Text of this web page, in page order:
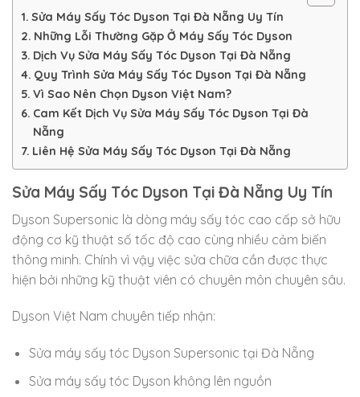
Sửa Máy Sấy Tóc Dyson Tại Đà Nẵng Uy Tín
Những Lỗi Thường Gặp Ở Máy Sấy Tóc Dyson
Dịch Vụ Sửa Máy Sấy Tóc Dyson Tại Đà Nẵng
Quy Trình Sửa Máy Sấy Tóc Dyson Tại Đà Nẵng
Vì Sao Nên Chọn Dyson Việt Nam?
Cam Kết Dịch Vụ Sửa Máy Sấy Tóc Dyson Tại Đà
Nẵng
Liên Hệ Sửa Máy Sấy Tóc Dyson Tại Đà Nẵng
Sửa Máy Sấy Tóc Dyson Tại Đà Nẵng Uy Tín
Dyson Supersonic là dòng máy sấy tóc cao cấp sở hữu
động cơ kỹ thuật số tốc độ cao cùng nhiều cảm biến
thông minh. Chính vì vậy việc sửa chữa cần được thực
hiện bởi những kỹ thuật viên có chuyên môn chuyên sâu.
Dyson Việt Nam chuyên tiếp nhận:
Sửa máy sấy tóc Dyson Supersonic tại Đà Nẵng
Sửa máy sấy tóc Dyson không lên nguồn